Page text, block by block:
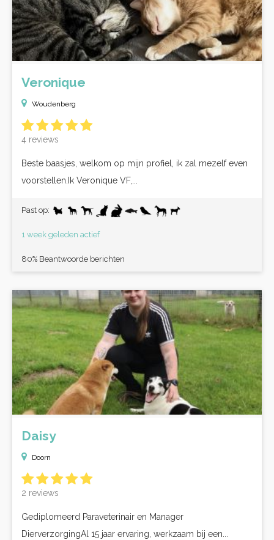
Veronique
Woudenberg
4 reviews
Beste baasjes, welkom op mijn profiel, ik zal mezelf even
voorstellen.Ik Veronique VF,...
Past op:
1 week geleden actief
80% Beantwoorde berichten
Daisy
Doorn
2 reviews
Gediplomeerd Paraveterinair en Manager
DierverzorgingAl 15 jaar ervaring, werkzaam bij een...